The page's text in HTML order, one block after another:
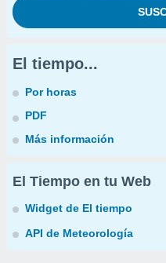
El tiempo...
Por horas
PDF
Más información
El Tiempo en tu Web
Widget de El tiempo
API de Meteorología